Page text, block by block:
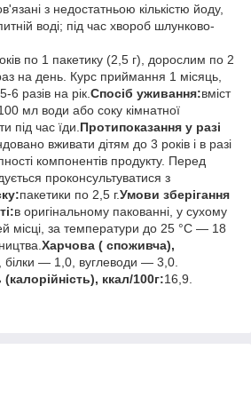
з недостатньою кількістю йоду,
воді; під час хвороб шлунково-
по 1 пакетику (2,5 г), дорослим по 2
на день. Курс приймання 1 місяць,
6 разів на рік. Спосіб уживання:вміст
мл води або соку кімнатної
під час їди. Протипоказання у разі
вживати дітям до 3 років і в разі
компонентів продукту. Перед
проконсультуватися з
пакетики по 2,5 г.Умови зберігання
в оригінальному пакованні, у сухому
місці, за температури до 25 °C — 18
Харчова ( споживча),
— 1,0, вуглеводи — 3,0.
(калорійність), ккал/100г:16,9.